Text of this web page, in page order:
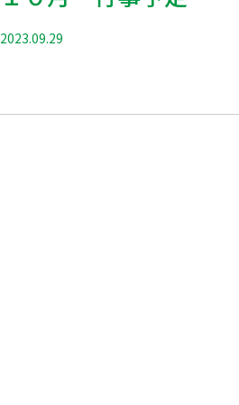
2023.09.29